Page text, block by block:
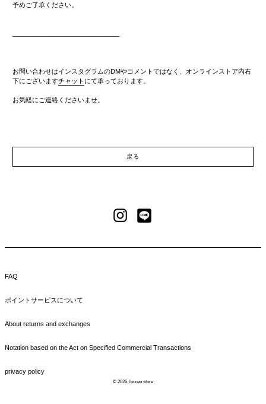
予めご了承ください。
お問い合わせはインスタグラムのDMやコメントではなく、 オンラインストア内右
下にございますチャット にて承っております。
お気軽にご連絡くださいませ。
戻る
Instagram
FAQ
ポイントサービスについて
About returns and exchanges
Notation based on the Act on Specified Commercial Transactions
privacy policy
© 2026, louren store